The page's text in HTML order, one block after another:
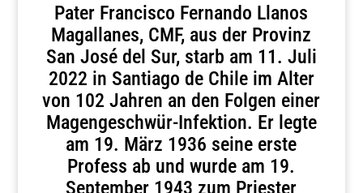
Pater Francisco Fernando Llanos
Magallanes, CMF, aus der Provinz
San José del Sur, starb am 11. Juli
2022 in Santiago de Chile im Alter
von 102 Jahren an den Folgen einer
Magengeschwür-Infektion. Er legte
am 19. März 1936 seine erste
Profess ab und wurde am 19.
September 1943 zum Priester